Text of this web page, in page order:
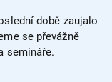
době zaujalo
se převážně
semináře.